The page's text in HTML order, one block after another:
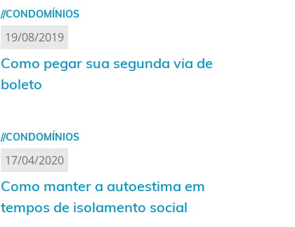
//CONDOMÍNIOS
19/08/2019
Como pegar sua segunda via de
boleto
//CONDOMÍNIOS
17/04/2020
Como manter a autoestima em
tempos de isolamento social